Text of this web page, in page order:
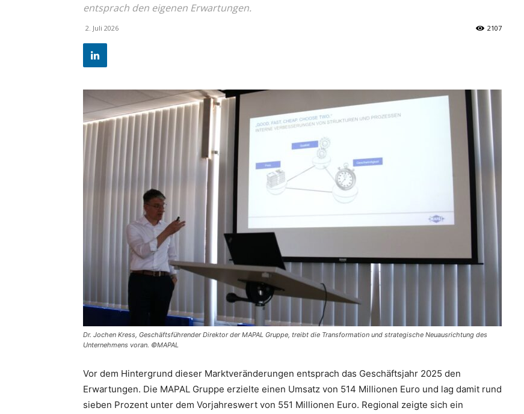
entsprach den eigenen Erwartungen.
2. Juli 2026 2107
Dr. Jochen Kress, Geschäftsführender Direktor der MAPAL Gruppe, treibt die Transformation und strategische Neuausrichtung des
Unternehmens voran. ©MAPAL
Vor dem Hintergrund dieser Marktveränderungen entsprach das Geschäftsjahr 2025 den
Erwartungen. Die MAPAL Gruppe erzielte einen Umsatz von 514 Millionen Euro und lag damit rund
sieben Prozent unter dem Vorjahreswert von 551 Millionen Euro. Regional zeigte sich ein